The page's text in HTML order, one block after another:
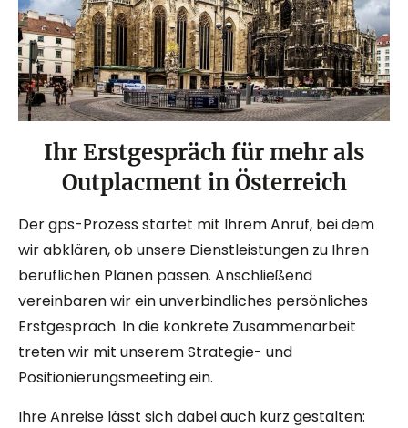
Ihr Erstgespräch für mehr als
Outplacment in Österreich
Der gps-Prozess startet mit Ihrem Anruf, bei dem
wir abklären, ob unsere Dienstleistungen zu Ihren
beruflichen Plänen passen. Anschließend
vereinbaren wir ein unverbindliches persönliches
Erstgespräch. In die konkrete Zusammenarbeit
treten wir mit unserem Strategie- und
Positionierungsmeeting ein.
Ihre Anreise lässt sich dabei auch kurz gestalten: